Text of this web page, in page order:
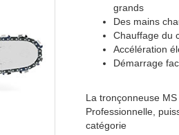
grands
Des mains
Chauffage du
Accélération
Démarrage
La tronçonneuse
Professionnelle,
catégorie